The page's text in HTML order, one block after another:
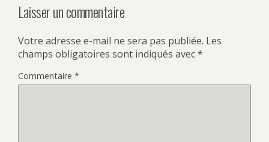
Laisser un commentaire
Votre adresse e-mail ne sera pas publiée. Les
champs obligatoires sont indiqués avec*
Commentaire *